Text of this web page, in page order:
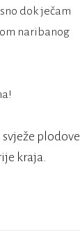
dok ječam
naribanog
plodove
kraja.